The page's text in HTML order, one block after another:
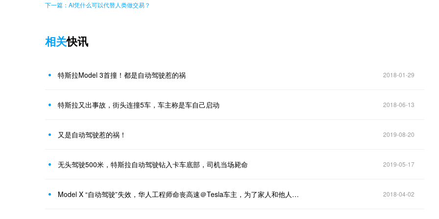
下一篇：AI凭什么可以代替人类做交易？
相关快讯
特斯拉Model 3首撞！都是自动驾驶惹的祸 2018-01-29
特斯拉又出事故，街头连撞5车，车主称是车自己启动 2018-06-13
又是自动驾驶惹的祸！ 2019-08-20
无头驾驶500米，特斯拉自动驾驶钻入卡车底部，司机当场毙命 2019-05-17
Model X “自动驾驶”失效，华人工程师命丧高速＠Tesla车主，为了家人和他人的安全，请谨慎使用 2018-04-02